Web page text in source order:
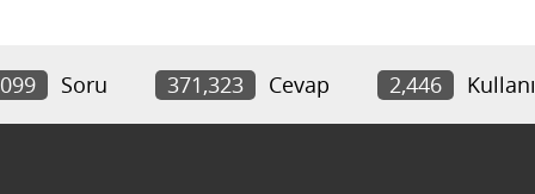
Soru 371,323 Cevap 2,446